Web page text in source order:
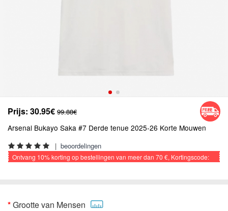
Prijs: 30.95€ 99.88€
Arsenal Bukayo Saka #7 Derde tenue 2025-26 Korte Mouwen
| beoordelingen
Ontvang 10%korting op bestellingen van meer dan 70 €, Kortingscode:
Grootte van Mensen